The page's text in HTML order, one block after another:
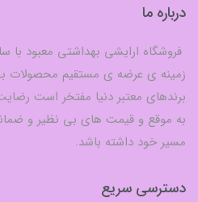
درباره ما
زمینه ی عرضه ی مستقیم محصولات
برندهای معتبر دنیا مفتخر است
به موقع و قیمت های بی نظیر و
مسیر خود داشته باشد.
دسترسی سریع